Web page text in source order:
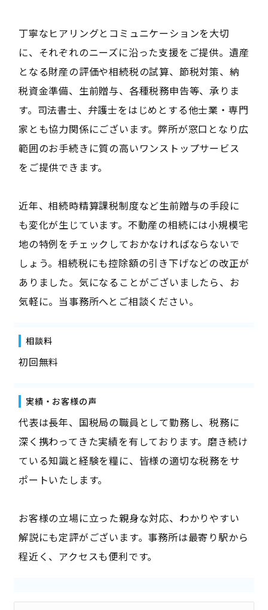
丁寧なヒアリングとコミュニケーションを大切
に、それぞれのニーズに沿った支援をご提供。遺産
となる財産の評価や相続税の試算、節税対策、納
税資金準備、生前贈与、各種税務申告等、承りま
す。司法書士、弁護士をはじめとする他士業・専門
家とも協力関係にございます。弊所が窓口となり広
範囲のお手続きに質の高いワンストップサービス
をご提供できます。
近年、相続時精算課税制度など生前贈与の手段に
も変化が生じています。不動産の相続には小規模宅
地の特例をチェックしておかなければならないで
しょう。相続税にも控除額の引き下げなどの改正が
ありました。気になることがございましたら、お
気軽に。当事務所へとご相談ください。
相談料
初回無料
実績・お客様の声
代表は長年、国税局の職員として勤務し、税務に
深く携わってきた実績を有しております。磨き続け
ている知識と経験を糧に、皆様の適切な税務をサ
ポートいたします。
お客様の立場に立った親身な対応、わかりやすい
解説にも定評がございます。事務所は最寄り駅から
程近く、アクセスも便利です。